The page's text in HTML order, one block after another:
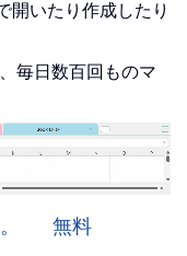
開いたり作成したり
毎日数百回ものマ
無料